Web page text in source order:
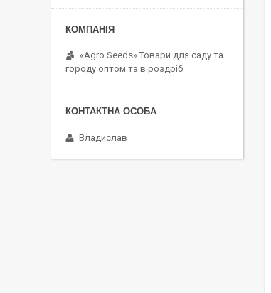
«Agro Seeds» Товари для саду та
городу оптом та в роздріб
Владислав